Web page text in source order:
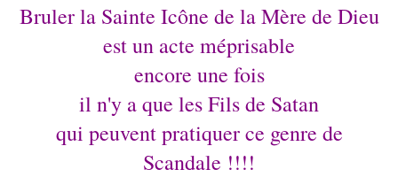
Bruler la Sainte Icône de la Mère de Dieu
est un acte méprisable
encore une fois
il n'y a que les Fils de Satan
qui peuvent pratiquer ce genre de
Scandale !!!!